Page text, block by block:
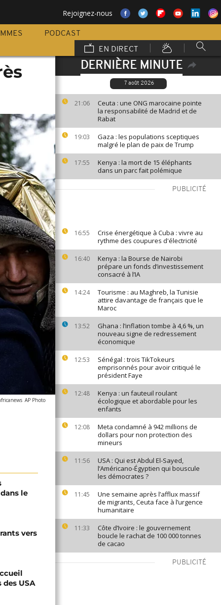
Rejoignez-nous
PODCAST
EN DIRECT
DERNIÈRE MINUTE
7 août 2026
21:06
Ceuta : une ONG marocaine pointe
la responsabilité de Madrid et de
Rabat
19:03
Gaza : les populations sceptiques
malgré le plan de paix de Trump
17:55
Kenya : la mort de 15 éléphants
dans un parc fait polémique
PUBLICITÉ
16:55
Crise énergétique à Cuba : vivre au
rythme des coupures d'électricité
16:40
Kenya : la Bourse de Nairobi
prépare un fonds d’investissement
consacré à l’IA
14:24
Tourisme : au Maghreb, la Tunisie
attire davantage de français que le
Maroc
13:52
Ghana : l’inflation tombe à 4,6 %, un
nouveau signe de redressement
économique
12:53
Sénégal : trois TikTokeurs
emprisonnés pour avoir critiqué le
président Faye
12:48
Kenya : un fauteuil roulant
écologique et abordable pour les
enfants
12:08
Meta condamné à 942 millions de
dollars pour non protection des
mineurs
11:56
USA : Qui est Abdul El-Sayed,
l’Américano-Égyptien qui bouscule
les démocrates ?
11:45
Une semaine après l’afflux massif
de migrants, Ceuta face à l’urgence
humanitaire
11:33
Côte d’Ivoire : le gouvernement
boucle le rachat de 100 000 tonnes
de cacao
PUBLICITÉ
AP Photo
le
vers
USA